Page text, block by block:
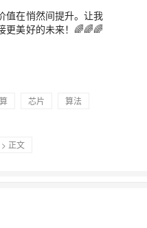
值在悄然间提升。让我
更美好的未来！🌈🌈🌈
芯片
算法
> 正文